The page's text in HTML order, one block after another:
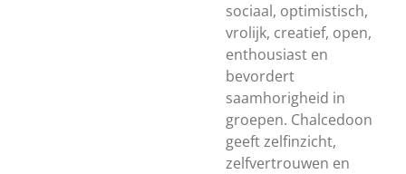
sociaal, optimistisch,
vrolijk, creatief, open,
enthousiast en
bevordert
saamhorigheid in
groepen. Chalcedoon
geeft zelfinzicht,
zelfvertrouwen en